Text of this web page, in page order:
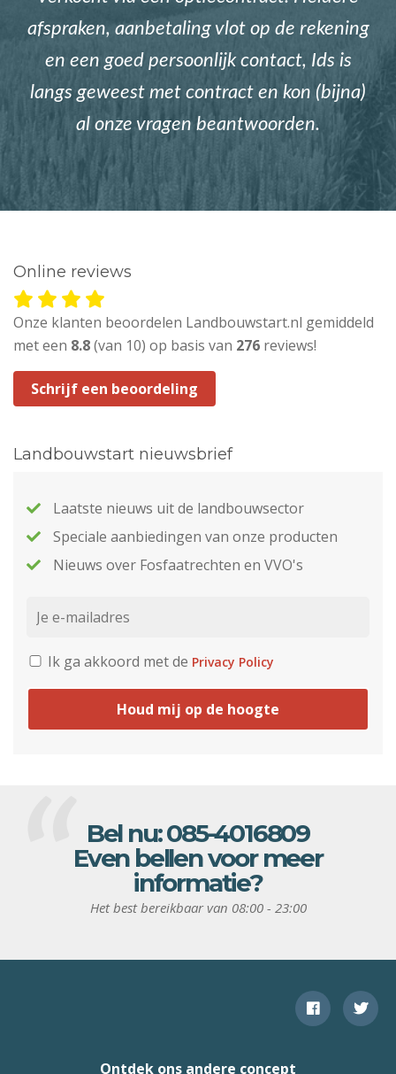
afspraken, aanbetaling vlot op de rekening
en een goed persoonlijk contact, Ids is
langs geweest met contract en kon (bijna)
al onze vragen beantwoorden.
Online reviews
Onze klanten beoordelen Landbouwstart.nl gemiddeld
met een 8.8(van 10) op basis van 276 reviews!
Schrijf een beoordeling
Landbouwstart nieuwsbrief
Laatste nieuws uit de landbouwsector
Speciale aanbiedingen van onze producten
Nieuws over Fosfaatrechten en VVO's
Ik ga akkoord met de Privacy Policy
Houd mij op de hoogte
Bel nu:085-4016809
Even bellen voor meer
informatie?
Het best bereikbaar van 08:00 - 23:00
Ontdek ons andere concept